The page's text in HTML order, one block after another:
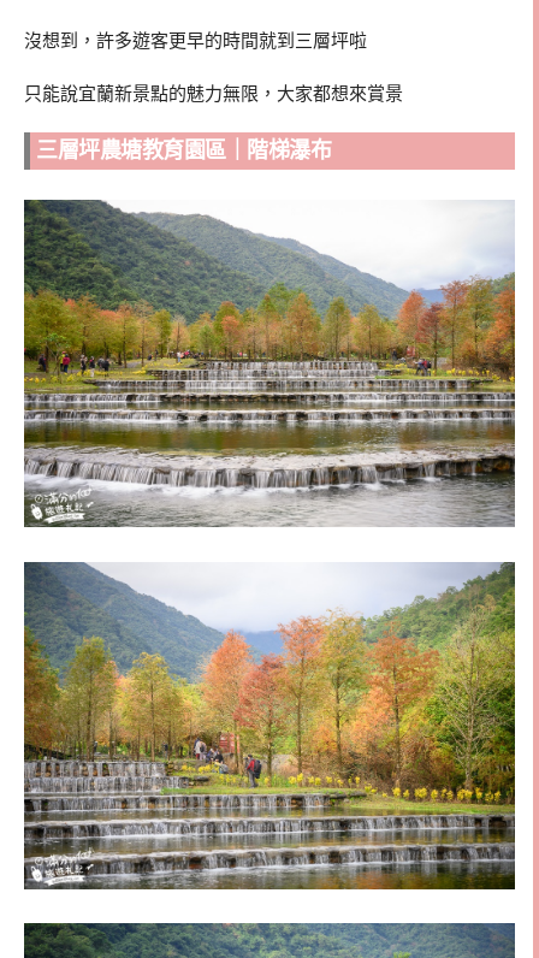
沒想到，許多遊客更早的時間就到三層坪啦
只能說宜蘭新景點的魅力無限，大家都想來賞景
三層坪農塘教育園區｜階梯瀑布